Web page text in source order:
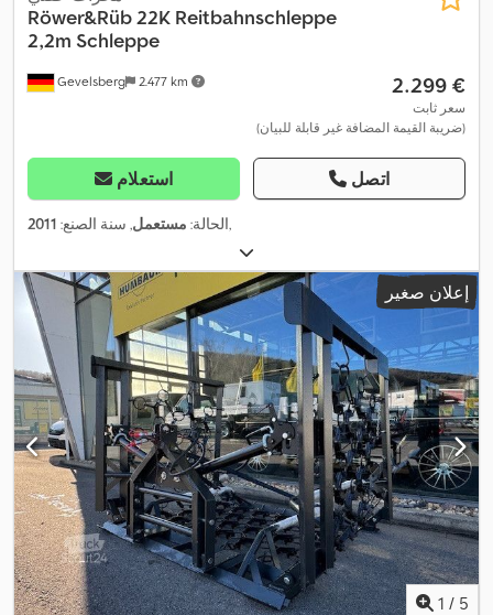
Gevelsberg 2.477 km
Röwer&Rüb 22K Reitbahnschleppe
2,2m Schleppe
‏2.299 €
سعر ثابت
(ضريبة القيمة المضافة غير قابلة للبيان)
استعلام اتصل
الحالة: مستعمل, سنة الصنع: 2011 ,
إعلان صغير
1 / 5